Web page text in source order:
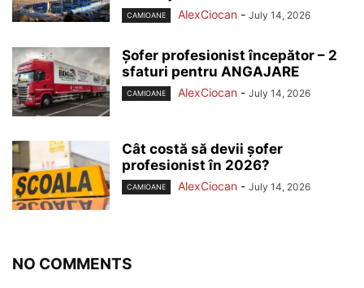
CAMIOANE AlexCiocan - July 14, 2026
Șofer profesionist începător – 2
sfaturi pentru ANGAJARE
CAMIOANE AlexCiocan - July 14, 2026
Cât costă să devii șofer
profesionist în 2026?
CAMIOANE AlexCiocan - July 14, 2026
NO COMMENTS